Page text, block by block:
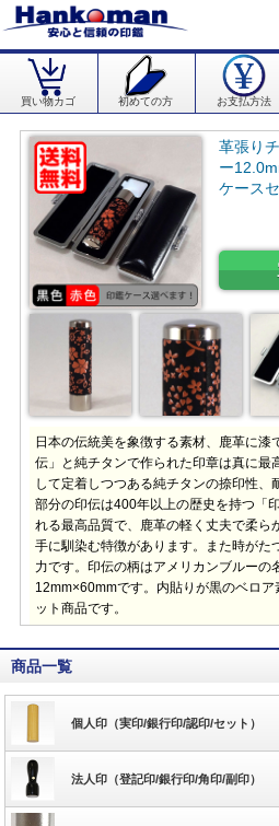
買い物カゴ 初めての方 お支払方法
革張り
ー
ケース
日本の伝統美を象徴する素材、鹿革に漆
伝」と純チタンで作られた印章は真に最
して定着しつつある純チタンの捺印性、
部分の印伝は400年以上の歴史を持つ「
れる最高品質で、鹿革の軽く丈夫で柔ら
手に馴染む特徴があります。また時がた
力です。印伝の柄はアメリカンブルーの
12mm×60mmです。内貼りが黒のベロ
ット商品です。
商品一覧
個人印（実印/銀行印/認印/セット）
法人印（登記印/銀行印/角印/副印）